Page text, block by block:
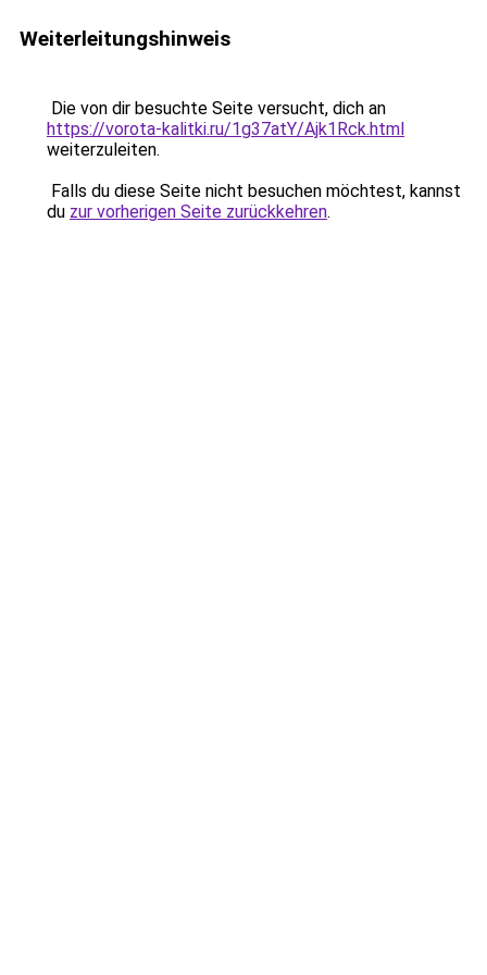
Weiterleitungshinweis
Die von dir besuchte Seite versucht, dich an
https://vorota-kalitki.ru/1g37atY/Ajk1Rck.html
weiterzuleiten.
Falls du diese Seite nicht besuchen möchtest, kannst
du zur vorherigen Seite zurückkehren.